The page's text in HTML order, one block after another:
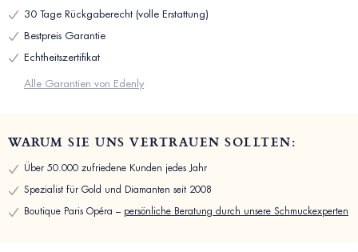
30 Tage Rückgaberecht (volle Erstattung)
Bestpreis Garantie
Echtheitszertifikat
Alle Garantien von Edenly
WARUM SIE UNS VERTRAUEN SOLLTEN:
Über 50.000 zufriedene Kunden jedes Jahr
Spezialist für Gold und Diamanten seit 2008
Boutique Paris Opéra – persönliche Beratung durch unsere Schmuckexperten